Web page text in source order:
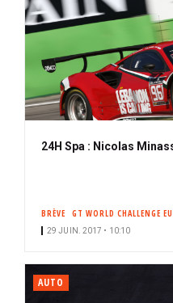
24H Spa : Nicolas
BRÈVE GT WORLD CHALLENGE
29 JUIN. 2017 • 10:10
AUTO